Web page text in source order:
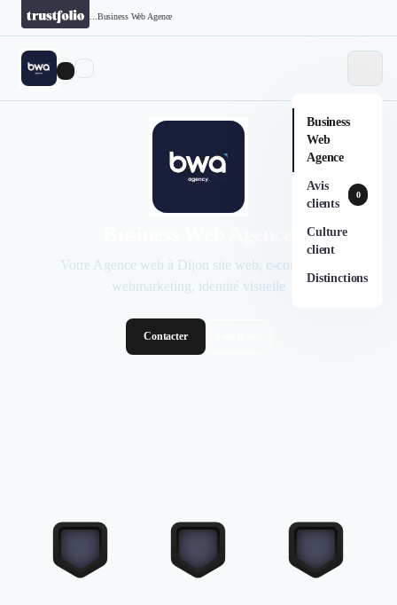
Business Web Agence
Business
Web
Agence
Avis
clients
0
Culture
client
Distinctions
Votre Agence web à Dijon site web, e-commerce,
webmarketing, identité visuelle
Contacter